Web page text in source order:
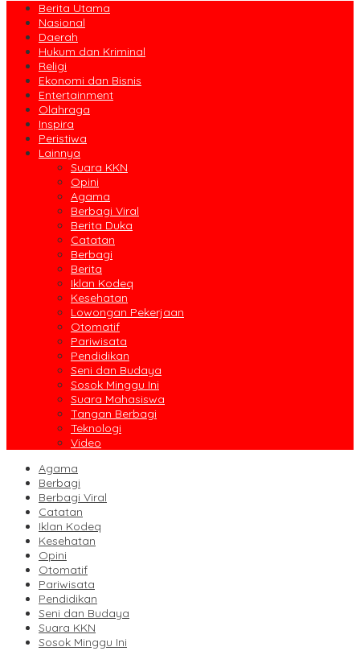
Berita Utama
Nasional
Daerah
Hukum dan Kriminal
Religi
Ekonomi dan Bisnis
Entertainment
Olahraga
Inspira
Peristiwa
Lainnya
Suara KKN
Opini
Agama
Berbagi Viral
Berita Duka
Catatan
Berbagi
Berita
Iklan Kodeq
Kesehatan
Lowongan Pekerjaan
Otomatif
Pariwisata
Pendidikan
Seni dan Budaya
Sosok Minggu Ini
Suara Mahasiswa
Tangan Berbagi
Teknologi
Video
Agama
Berbagi
Berbagi Viral
Catatan
Iklan Kodeq
Kesehatan
Opini
Otomatif
Pariwisata
Pendidikan
Seni dan Budaya
Suara KKN
Sosok Minggu Ini